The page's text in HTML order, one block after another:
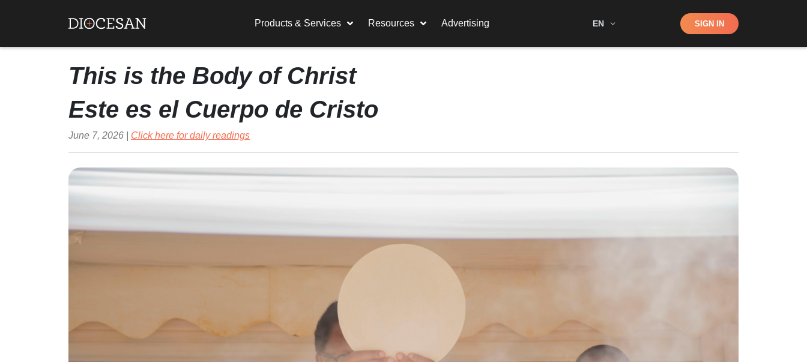
Products & Services Resources Advertising EN Shop SIGN IN
This is the Body of Christ
Este es el Cuerpo de Cristo
June 7, 2026 | Click here for daily readings